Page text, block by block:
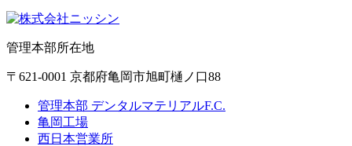
管理本部所在地
〒621-0001 京都府亀岡市旭町樋ノ口88
管理本部 デンタルマテリアルF.C.
亀岡工場
西日本営業所